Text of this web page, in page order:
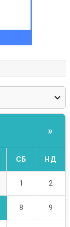
»
СБ НД
1 2
8 9